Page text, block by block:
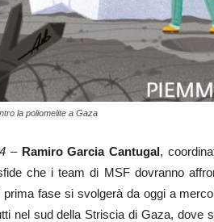
la poliomelite a Gaza
– Ramiro Garcia Cantugal,
che i team di MSF dovranno
prima fase si svolgerà da oggi a
nel sud della Striscia di Gaza, dove